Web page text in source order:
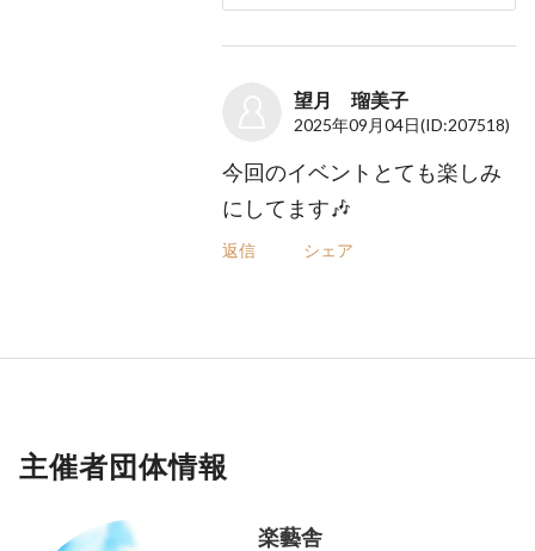
望月 瑠美子
2025年09月04日(ID:207518)
今回のイベントとても楽しみ
にしてます🎶
返信 シェア
主催者団体情報
楽藝舎